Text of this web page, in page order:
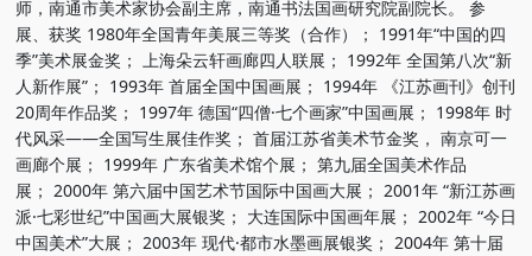
师，南通市美术家协会副主席，南通书法国画研究院副院长。 参
展、获奖 1980年全国青年美展三等奖（合作）； 1991年“中国的四
季”美术展金奖； 上海朵云轩画廊四人联展； 1992年 全国第八次“新
人新作展”； 1993年 首届全国中国画展； 1994年 《江苏画刊》创刊
20周年作品奖； 1997年 德国“四僧·七个画家”中国画展； 1998年 时
代风采——全国写生展佳作奖； 首届江苏省美术节金奖， 南京可一
画廊个展； 1999年 广东省美术馆个展； 第九届全国美术作品
展； 2000年 第六届中国艺术节国际中国画大展； 2001年 “新江苏画
派·七彩世纪”中国画大展银奖； 大连国际中国画年展； 2002年 “今日
中国美术”大展； 2003年 现代·都市水墨画展银奖； 2004年 第十届